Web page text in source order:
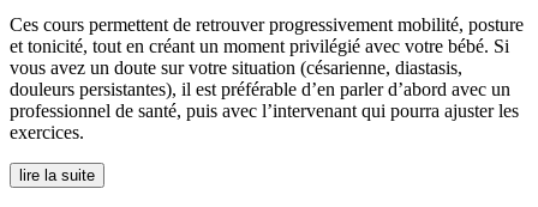
Ces cours permettent de retrouver progressivement mobilité, posture
et tonicité, tout en créant un moment privilégié avec votre bébé. Si
vous avez un doute sur votre situation (césarienne, diastasis,
douleurs persistantes), il est préférable d’en parler d’abord avec un
professionnel de santé, puis avec l’intervenant qui pourra ajuster les
exercices.
lire la suite